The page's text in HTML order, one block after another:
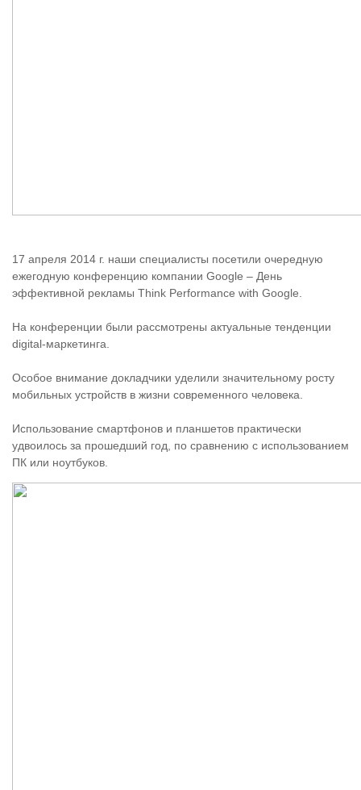
17 апреля 2014 г. наши специалисты посетили очередную
ежегодную конференцию компании Google – День
эффективной рекламы Think Performance with Google.
На конференции были рассмотрены актуальные тенденции
digital-маркетинга.
Особое внимание докладчики уделили значительному росту
мобильных устройств в жизни современного человека.
Использование смартфонов и планшетов практически
удвоилось за прошедший год, по сравнению с использованием
ПК или ноутбуков.